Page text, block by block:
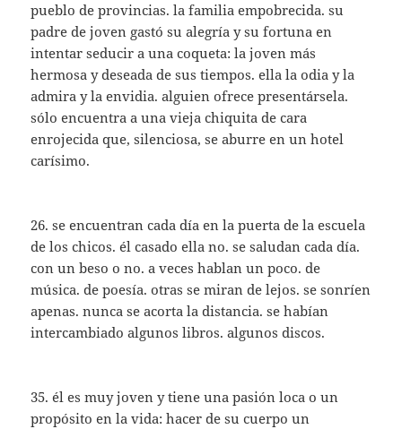
pueblo de provincias. la familia empobrecida. su
padre de joven gastó su alegría y su fortuna en
intentar seducir a una coqueta: la joven más
hermosa y deseada de sus tiempos. ella la odia y la
admira y la envidia. alguien ofrece presentársela.
sólo encuentra a una vieja chiquita de cara
enrojecida que, silenciosa, se aburre en un hotel
carísimo.
26. se encuentran cada día en la puerta de la escuela
de los chicos. él casado ella no. se saludan cada día.
con un beso o no. a veces hablan un poco. de
música. de poesía. otras se miran de lejos. se sonríen
apenas. nunca se acorta la distancia. se habían
intercambiado algunos libros. algunos discos.
35. él es muy joven y tiene una pasión loca o un
propósito en la vida: hacer de su cuerpo un